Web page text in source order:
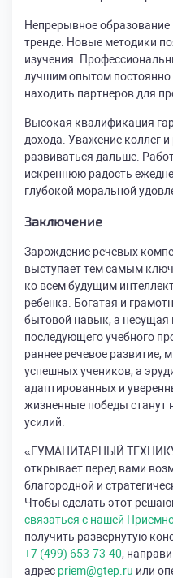
Непрерывное образование
тренде. Новые методики
изучения.
лучшим опытом
находить партнеров для
Высокая квалификация
дохода. Уважение коллег
развиваться дальше.
искреннюю радость
глубокой моральной
Заключение
Зарождение речевых
выступает тем самым
ко всем будущим
ребенка. Богатая и
бытовой навык, а несущая
последующего учебного
раннее речевое развитие,
успешных учеников, а
адаптированных и
жизненные победы станут
усилий.
«ГУМАНИТАРНЫЙ
открывает перед вами
благородной и
Чтобы сделать этот
связаться с нашей
получить развернутую
+7 (499) 653-73-40,
адрес priem@gtep.ru или